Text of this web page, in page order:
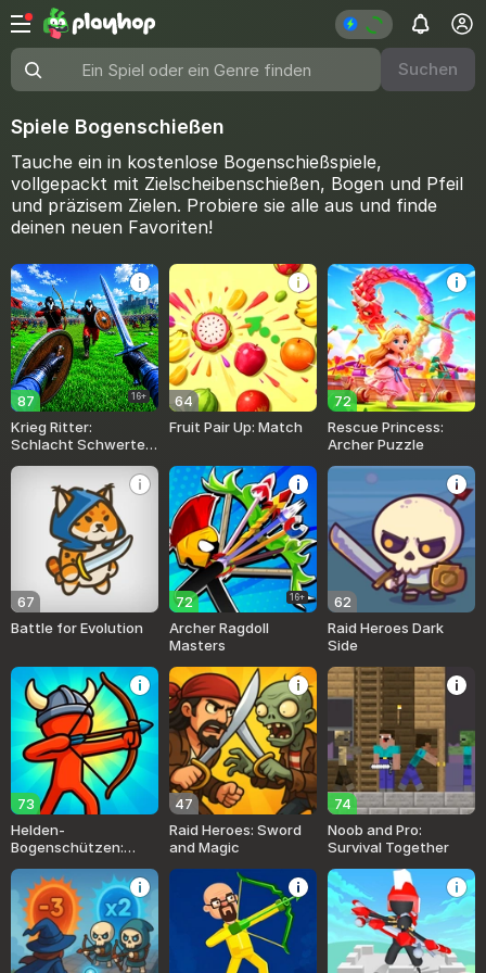
Ein Spiel oder ein Genre finden Suchen
Spiele Bogenschießen
Tauche ein in kostenlose Bogenschießspiele,
vollgepackt mit Zielscheibenschießen, Bogen und Pfeil
und präzisem Zielen. Probiere sie alle aus und finde
deinen neuen Favoriten!
87 16+
Krieg Ritter:
Schlacht Schwerter
64
Fruit Pair Up: Match
72
Rescue Princess:
Archer Puzzle
67
Battle for Evolution
72 16+
Archer Ragdoll
Masters
62
Raid Heroes Dark
Side
73
Helden-
Bogenschützen:
47
Raid Heroes: Sword
and Magic
74
Noob and Pro:
Survival Together